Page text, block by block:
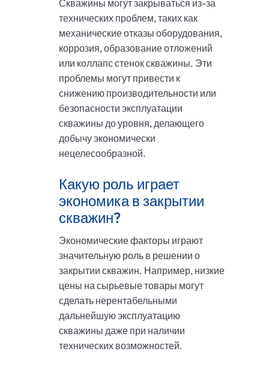
Скважины могут закрываться из-за
технических проблем, таких как
механические отказы оборудования,
коррозия, образование отложений
или коллапс стенок скважины. Эти
проблемы могут привести к
снижению производительности или
безопасности эксплуатации
скважины до уровня, делающего
добычу экономически
нецелесообразной.
Какую роль играет
экономика в закрытии
скважин?
Экономические факторы играют
значительную роль в решении о
закрытии скважин. Например, низкие
цены на сырьевые товары могут
сделать нерентабельными
дальнейшую эксплуатацию
скважины даже при наличии
технических возможностей.